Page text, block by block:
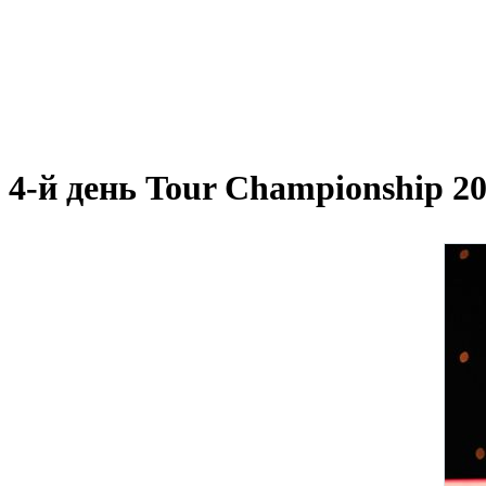
4-й день Tour Championship